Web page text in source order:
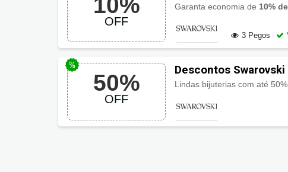
OFF
Garanta economia de 10%
3 Pegos
50%
OFF
Descontos
Lindas bijuterias com até